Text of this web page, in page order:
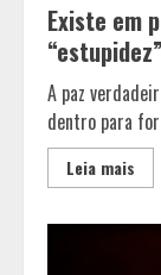
Existe em
A paz
dentro para
Leia mais